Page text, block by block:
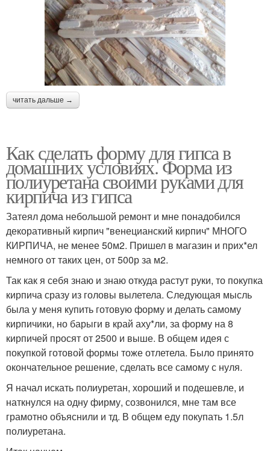
читать дальше →
Как сделать форму для гипса в
домашних условиях. Форма из
полиуретана своими руками для
кирпича из гипса
Затеял дома небольшой ремонт и мне понадобился
декоративный кирпич "венецианский кирпич" МНОГО
КИРПИЧА, не менее 50м2. Пришел в магазин и прих*ел
немного от таких цен, от 500р за м2.
Так как я себя знаю и знаю откуда растут руки, то покупка
кирпича сразу из головы вылетела. Следующая мысль
была у меня купить готовую форму и делать самому
кирпичики, но барыги в край аху*ли, за форму на 8
кирпичей просят от 2500 и выше. В общем идея с
покупкой готовой формы тоже отлетела. Было принято
окончательное решение, сделать все самому с нуля.
Я начал искать полиуретан, хороший и подешевле, и
наткнулся на одну фирму, созвонился, мне там все
грамотно объяснили и тд. В общем еду покупать 1.5л
полиуретана.